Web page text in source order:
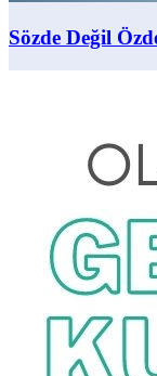
Sözde Değil